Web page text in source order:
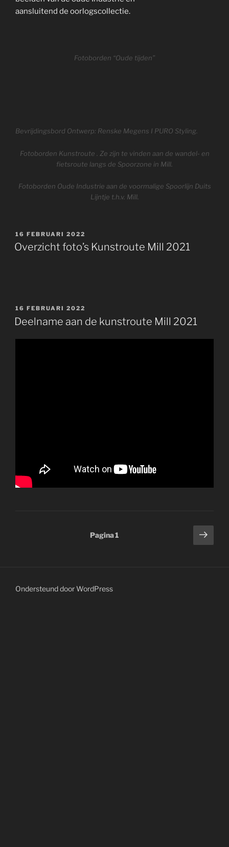
aansluitend de oorlogscollectie.
Fotoborden “Oude tijden”
Bevrijdingsbord Ontwerp: Renske Megens I PURO Styling.
Fotoborden Kunstroute . Ze zijn te vinden aan de wandel- en
fietsroute langs de Spoorzone in Mill.
Fotoborden Oude Industrie aan de voormalige Spoorlijn Duits
Lijntje t.h.v. Mill.
GEPLAATST
OP
16 FEBRUARI 2022
Overzicht foto’s Kunstroute Mill 2021
GEPLAATST
OP
16 FEBRUARI 2022
Deelname aan de kunstroute Mill 2021
BerichtnavigatiePagina1
Ondersteund door WordPress